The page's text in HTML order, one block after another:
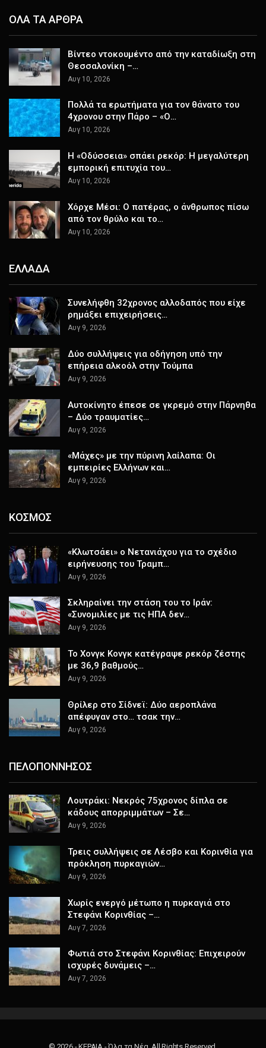
ΟΛΑ ΤΑ ΑΡΘΡΑ
Βίντεο ντοκουμέντο από την καταδίωξη στη
Θεσσαλονίκη –…
Αυγ 10, 2026
Πολλά τα ερωτήματα για τον θάνατο του
4χρονου στην Πάρο – «Ο…
Αυγ 10, 2026
Η «Οδύσσεια» σπάει ρεκόρ: Η μεγαλύτερη
εμπορική επιτυχία του…
Αυγ 10, 2026
Χόρχε Μέσι: Ο πατέρας, ο άνθρωπος πίσω
από τον θρύλο και το…
Αυγ 10, 2026
ΕΛΛΑΔΑ
Συνελήφθη 32χρονος αλλοδαπός που είχε
ρημάξει επιχειρήσεις…
Αυγ 9, 2026
Δύο συλλήψεις για οδήγηση υπό την
επήρεια αλκοόλ στην Τούμπα
Αυγ 9, 2026
Αυτοκίνητο έπεσε σε γκρεμό στην Πάρνηθα
– Δύο τραυματίες…
Αυγ 9, 2026
«Μάχες» με την πύρινη λαίλαπα: Οι
εμπειρίες Ελλήνων και…
Αυγ 9, 2026
ΚΟΣΜΟΣ
«Κλωτσάει» ο Νετανιάχου για το σχέδιο
ειρήνευσης του Τραμπ…
Αυγ 9, 2026
Σκληραίνει την στάση του το Ιράν:
«Συνομιλίες με τις ΗΠΑ δεν…
Αυγ 9, 2026
Το Χονγκ Κονγκ κατέγραψε ρεκόρ ζέστης
με 36,9 βαθμούς…
Αυγ 9, 2026
Θρίλερ στο Σίδνεϊ: Δύο αεροπλάνα
απέφυγαν στο… τσακ την…
Αυγ 9, 2026
ΠΕΛΟΠΟΝΝΗΣΟΣ
Λουτράκι: Νεκρός 75χρονος δίπλα σε
κάδους απορριμμάτων – Σε…
Αυγ 9, 2026
Τρεις συλλήψεις σε Λέσβο και Κορινθία για
πρόκληση πυρκαγιών…
Αυγ 9, 2026
Χωρίς ενεργό μέτωπο η πυρκαγιά στο
Στεφάνι Κορινθίας –…
Αυγ 7, 2026
Φωτιά στο Στεφάνι Κορινθίας: Επιχειρούν
ισχυρές δυνάμεις –…
Αυγ 7, 2026